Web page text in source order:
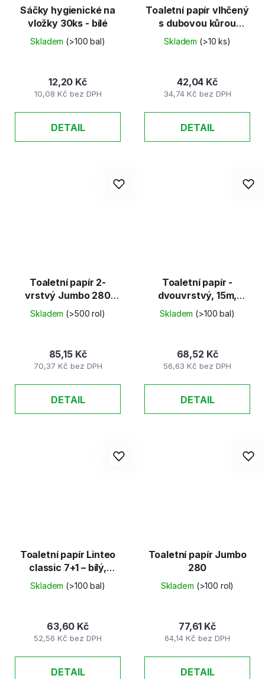
Sáčky hygienické na
vložky 30ks - bílé
Skladem (>100 bal)
10,08 Kč bez DPH
12,20 Kč
DETAIL
Toaletní papír vlhčený
s dubovou kůrou
60ks/bal
Skladem (>10 ks)
34,74 Kč bez DPH
42,04 Kč
DETAIL
Toaletní papír 2-
vrstvý Jumbo 280
(75% bělost)
Skladem (>500 rol)
70,37 Kč bez DPH
85,15 Kč
DETAIL
Toaletní papír -
dvouvrstvý, 15m,
útržek 9,44x11cm,
celulóza
Skladem (>100 bal)
56,63 Kč bez DPH
68,52 Kč
DETAIL
Toaletní papír Linteo
classic 7+1 – bílý,
2vrstvý, 8 rolí/bal
Skladem (>100 bal)
52,56 Kč bez DPH
63,60 Kč
DETAIL
Toaletní papír Jumbo
280
Skladem (>100 rol)
64,14 Kč bez DPH
77,61 Kč
DETAIL